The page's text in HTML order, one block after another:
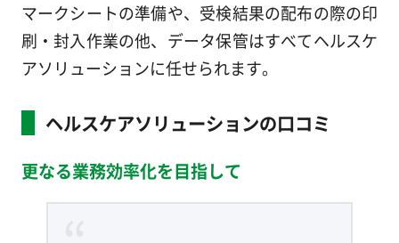
マークシートの準備や、受検結果の配布の際の印
刷・封入作業の他、データ保管はすべてヘルスケ
アソリューションに任せられます。
ヘルスケアソリューションの口コミ
更なる業務効率化を目指して